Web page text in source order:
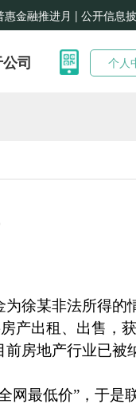
惠金融推进月 | 公开信息
司 个人
徐某非法所得的
产出租、出售，
房地产行业已被
最低价”，于是